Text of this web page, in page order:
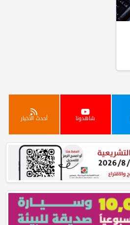
شاهدونا أحدث الأخبار